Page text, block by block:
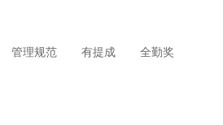
管理规范 有提成 全勤奖